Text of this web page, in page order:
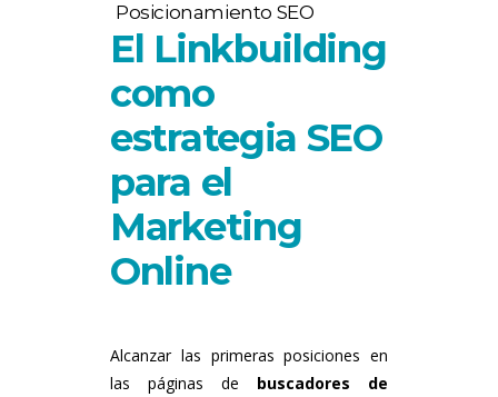
Posicionamiento SEO
El Linkbuilding
como
estrategia SEO
para el
Marketing
Online
Alcanzar las primeras posiciones en
las páginas de buscadores de